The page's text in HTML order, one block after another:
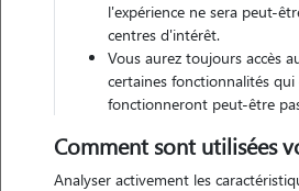
l'expérience ne sera peut-
centres d'intérêt.
Vous aurez toujours accès
certaines fonctionnalités
fonctionneront peut-être
Comment sont utilisées
Analyser activement les